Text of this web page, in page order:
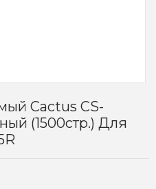
Cactus CS-
(1500стр.) Для